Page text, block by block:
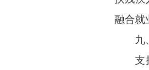
融合就
九
支